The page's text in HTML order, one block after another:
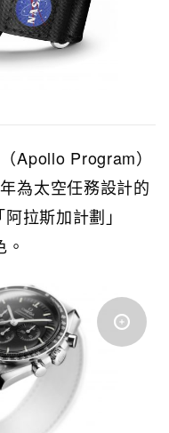
Apollo Program）
為太空任務設計的
拉斯加計劃」